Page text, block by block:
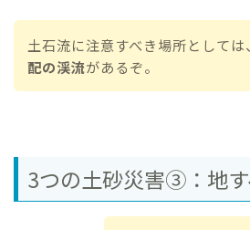
土石流に注意すべき場所としては、
配の渓流があるぞ。
3つの土砂災害③：地す